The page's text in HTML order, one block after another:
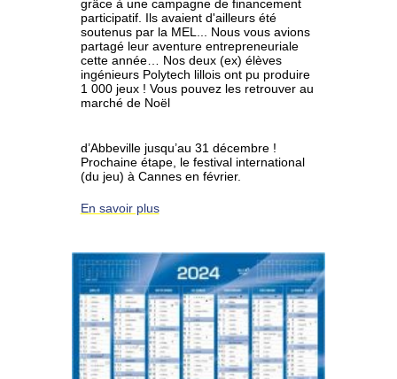
grâce à une campagne de financement
participatif. Ils avaient d'ailleurs été
soutenus par la MEL... Nous vous avions
partagé leur aventure entrepreneuriale
cette année… Nos deux (ex) élèves
ingénieurs Polytech lillois ont pu produire
1 000 jeux ! Vous pouvez les retrouver au
marché de Noël
d’Abbeville jusqu’au 31 décembre !
Prochaine étape, le festival international
(du jeu) à Cannes en février.
En savoir plus